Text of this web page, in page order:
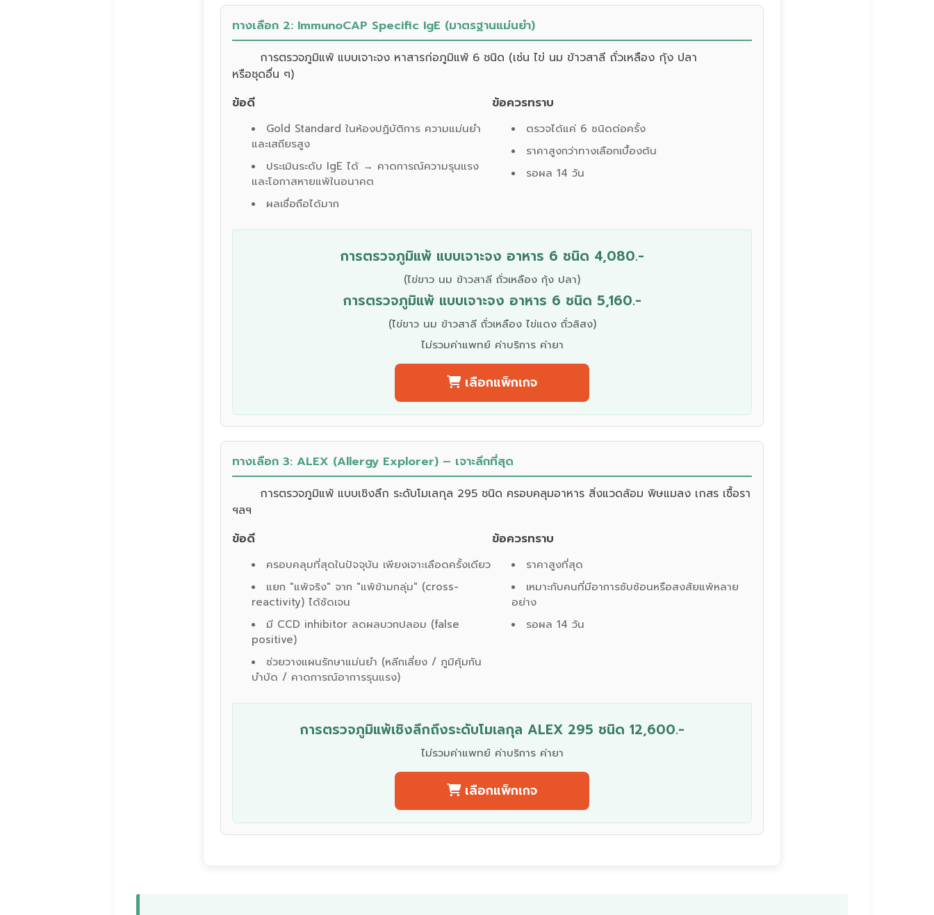
ทางเลือก 2: ImmunoCAP Specific IgE (มาตรฐานแม่นยำ)
การตรวจภูมิแพ้ แบบเจาะจง หาสารก่อภูมิแพ้ 6 ชนิด (เช่น ไข่ นม ข้าวสาลี ถั่วเหลือง กุ้ง ปลา
หรือชุดอื่น ๆ)
ข้อดี
Gold Standard ในห้องปฏิบัติการ ความแม่นยำ
และเสถียรสูง
ประเมินระดับ IgE ได้ → คาดการณ์ความรุนแรง
และโอกาสหายแพ้ในอนาคต
ผลเชื่อถือได้มาก
ข้อควรทราบ
ตรวจได้แค่ 6 ชนิดต่อครั้ง
ราคาสูงกว่าทางเลือกเบื้องต้น
รอผล 14 วัน
การตรวจภูมิแพ้ แบบเจาะจง อาหาร 6 ชนิด 4,080.-
(ไข่ขาว นม ข้าวสาลี ถั่วเหลือง กุ้ง ปลา)
การตรวจภูมิแพ้ แบบเจาะจง อาหาร 6 ชนิด 5,160.-
(ไข่ขาว นม ข้าวสาลี ถั่วเหลือง ไข่แดง ถั่วลิสง)
ไม่รวมค่าแพทย์ ค่าบริการ ค่ายา
เลือกแพ็กเกจ
ทางเลือก 3: ALEX (Allergy Explorer) – เจาะลึกที่สุด
การตรวจภูมิแพ้ แบบเชิงลึก ระดับโมเลกุล 295 ชนิด ครอบคลุมอาหาร สิ่งแวดล้อม พิษแมลง เกสร เชื้อรา
ฯลฯ
ข้อดี
ครอบคลุมที่สุดในปัจจุบัน เพียงเจาะเลือดครั้งเดียว
แยก "แพ้จริง" จาก "แพ้ข้ามกลุ่ม" (cross-
reactivity) ได้ชัดเจน
มี CCD inhibitor ลดผลบวกปลอม (false
positive)
ช่วยวางแผนรักษาแม่นยำ (หลีกเลี่ยง / ภูมิคุ้มกัน
บำบัด / คาดการณ์อาการรุนแรง)
ข้อควรทราบ
ราคาสูงที่สุด
เหมาะกับคนที่มีอาการซับซ้อนหรือสงสัยแพ้หลาย
อย่าง
รอผล 14 วัน
การตรวจภูมิแพ้เชิงลึกถึงระดับโมเลกุล ALEX 295 ชนิด 12,600.-
ไม่รวมค่าแพทย์ ค่าบริการ ค่ายา
เลือกแพ็กเกจ